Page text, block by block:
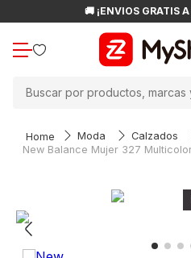
🚚 ¡ENVÍOS GRATIS
Moda Calzados
New Balance Mujer 327